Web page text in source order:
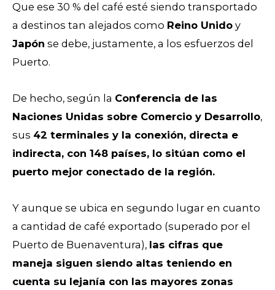
Que ese 30 % del café esté siendo transportado
a destinos tan alejados como Reino Unido y
Japón se debe, justamente, a los esfuerzos del
Puerto.
De hecho, según la Conferencia de las
Naciones Unidas sobre Comercio y Desarrollo,
sus 42 terminales y la conexión, directa e
indirecta, con 148 países, lo sitúan como el
puerto mejor conectado de la región.
Y aunque se ubica en segundo lugar en cuanto
a cantidad de café exportado (superado por el
Puerto de Buenaventura), las cifras que
maneja siguen siendo altas teniendo en
cuenta su lejanía con las mayores zonas